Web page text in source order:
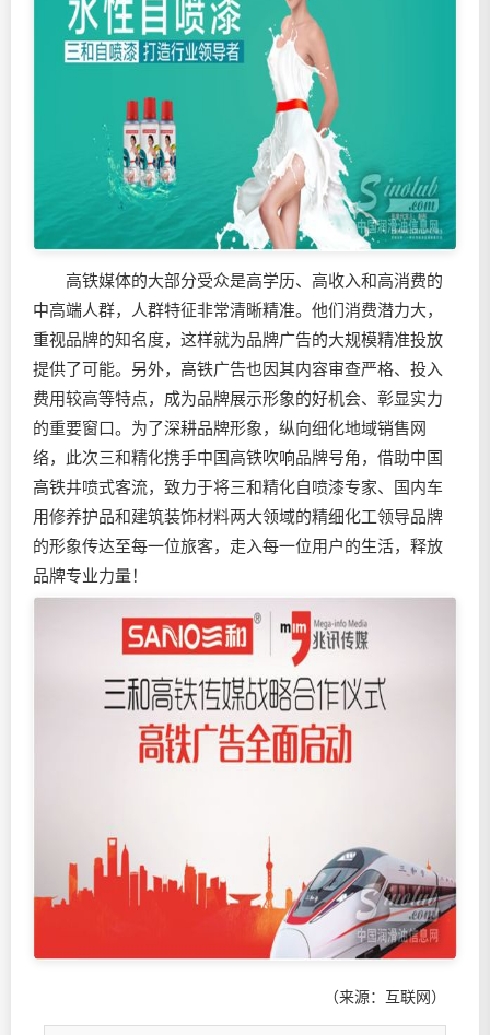
高铁媒体的大部分受众是高学历、高收入和高消费的
中高端人群，人群特征非常清晰精准。他们消费潜力大，
重视品牌的知名度，这样就为品牌广告的大规模精准投放
提供了可能。另外，高铁广告也因其内容审查严格、投入
费用较高等特点，成为品牌展示形象的好机会、彰显实力
的重要窗口。为了深耕品牌形象，纵向细化地域销售网
络，此次三和精化携手中国高铁吹响品牌号角，借助中国
高铁井喷式客流，致力于将三和精化自喷漆专家、国内车
用修养护品和建筑装饰材料两大领域的精细化工领导品牌
的形象传达至每一位旅客，走入每一位用户的生活，释放
品牌专业力量！
（来源：互联网）